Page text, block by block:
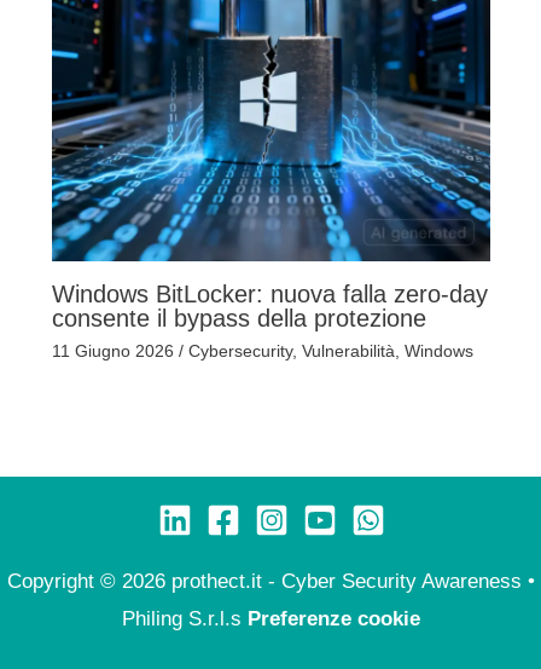
Windows BitLocker: nuova falla zero-day
consente il bypass della protezione
11 Giugno 2026 / Cybersecurity, Vulnerabilità, Windows
Copyright © 2026 prothect.it - Cyber Security Awareness •
Philing S.r.l.s Preferenze cookie